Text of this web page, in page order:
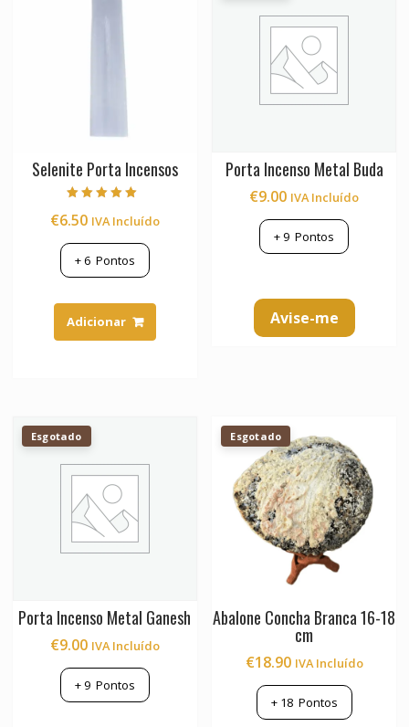
Selenite Porta Incensos
5.00
€6.50 IVA Incluído
+6Pontos
Adicionar
Porta Incenso Metal Buda
€9.00 IVA Incluído
+9 Pontos
Avise-me
Esgotado
Porta Incenso Metal Ganesh
€9.00 IVA Incluído
+9Pontos
Esgotado
Abalone Concha Branca 16-18
cm
€18.90 IVA Incluído
+ 18Pontos